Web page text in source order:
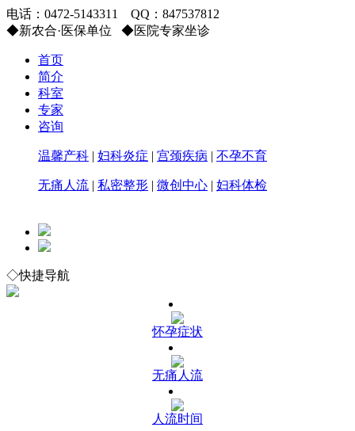
电话： 0472-5143311 QQ： 847537812
◆新农合·医保单位 ◆医院专家坐诊
首页
简介
科室
专家
咨询
温馨产科 | 妇科炎症 | 宫颈疾病 | 不孕不育
无痛人流 | 私密整形 | 微创中心 | 妇科体检
◇快捷导航
怀孕症状
无痛人流
人流时间